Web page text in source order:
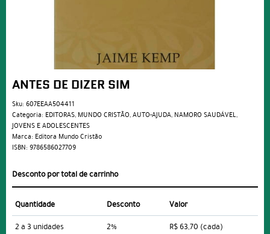
ANTES DE DIZER SIM
Sku: 607EEAA504411
Categoria: EDITORAS, MUNDO CRISTÃO,AUTO-AJUDA, NAMORO SAUDÁVEL,
JOVENS E ADOLESCENTES
Marca: Editora Mundo Cristão
ISBN: 9786586027709
Desconto por total de carrinho
Quantidade Desconto
Valor
2 a 3 unidades
2% R$ 63,70 (cada)